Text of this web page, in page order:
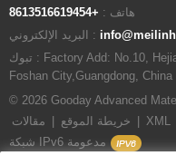
هاتف : +8613516619454
البريد الإلكتروني :
تبوك : Factory Add: No.10, Hejia Road, Yanghe Town, Gaoming District,
Foshan City,Guangdong, China
مقالات
خريطة الموقع XML
شبكة IPv6 مدعومة